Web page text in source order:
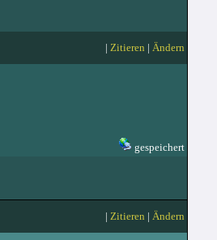
| Zitieren | Ändern
gespeichert
| Zitieren | Ändern